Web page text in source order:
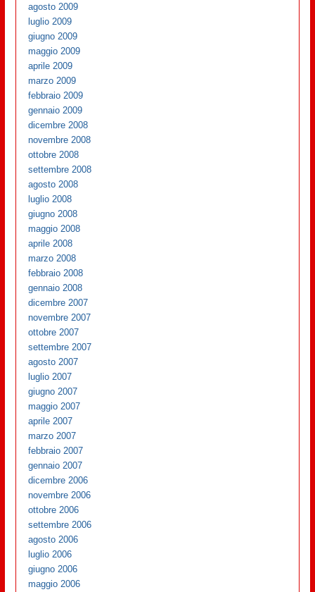
agosto 2009
luglio 2009
giugno 2009
maggio 2009
aprile 2009
marzo 2009
febbraio 2009
gennaio 2009
dicembre 2008
novembre 2008
ottobre 2008
settembre 2008
agosto 2008
luglio 2008
giugno 2008
maggio 2008
aprile 2008
marzo 2008
febbraio 2008
gennaio 2008
dicembre 2007
novembre 2007
ottobre 2007
settembre 2007
agosto 2007
luglio 2007
giugno 2007
maggio 2007
aprile 2007
marzo 2007
febbraio 2007
gennaio 2007
dicembre 2006
novembre 2006
ottobre 2006
settembre 2006
agosto 2006
luglio 2006
giugno 2006
maggio 2006